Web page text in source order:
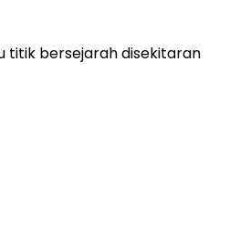
titik bersejarah disekitaran